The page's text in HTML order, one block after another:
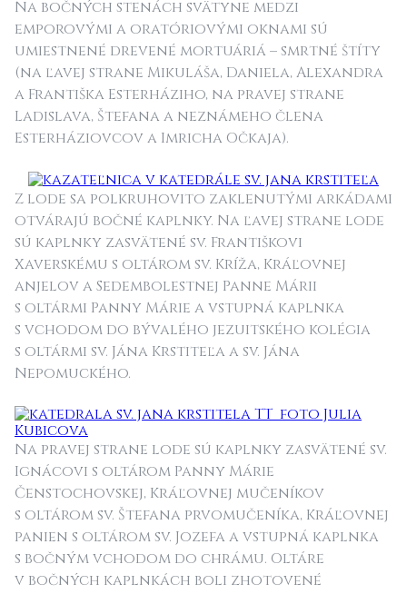
Na bočných stenách svätyne medzi
emporovými a oratóriovými oknami sú
umiestnené drevené mortuáriá – smrtné štíty
(na ľavej strane Mikuláša, Daniela, Alexandra
a Františka Esterháziho, na pravej strane
Ladislava, Štefana a neznámeho člena
Esterháziovcov a Imricha Očkaja).
Z lode sa polkruhovito zaklenutými arkádami
otvárajú bočné kaplnky. Na ľavej strane lode
sú kaplnky zasvätené sv. Františkovi
Xaverskému s oltárom sv. Kríža, Kráľovnej
anjelov a Sedembolestnej Panne Márii
s oltármi Panny Márie a vstupná kaplnka
s vchodom do bývalého jezuitského kolégia
s oltármi sv. Jána Krstiteľa a sv. Jána
Nepomuckého.
Na pravej strane lode sú kaplnky zasvätené sv.
Ignácovi s oltárom Panny Márie
Čenstochovskej, Kráľovnej mučeníkov
s oltárom sv. Štefana prvomučeníka, Kráľovnej
panien s oltárom sv. Jozefa a vstupná kaplnka
s bočným vchodom do chrámu. Oltáre
v bočných kaplnkách boli zhotovené